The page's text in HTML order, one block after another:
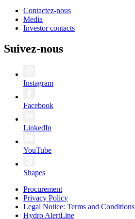
Contactez-nous
Media
Investor contacts
Suivez-nous
Instagram
Facebook
LinkedIn
YouTube
Shapes
Procurement
Privacy Policy
Legal Notice: Terms and Conditions
Hydro AlertLine